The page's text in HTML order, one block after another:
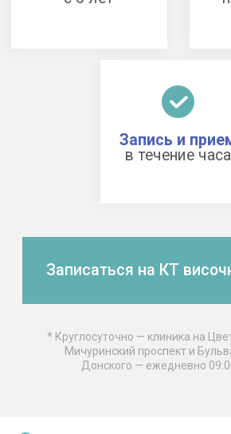
записаться на приём.
переспрашиваете несколько раз в день;
в шумной обстановке не разбираете
по телефону слышите хуже, чем